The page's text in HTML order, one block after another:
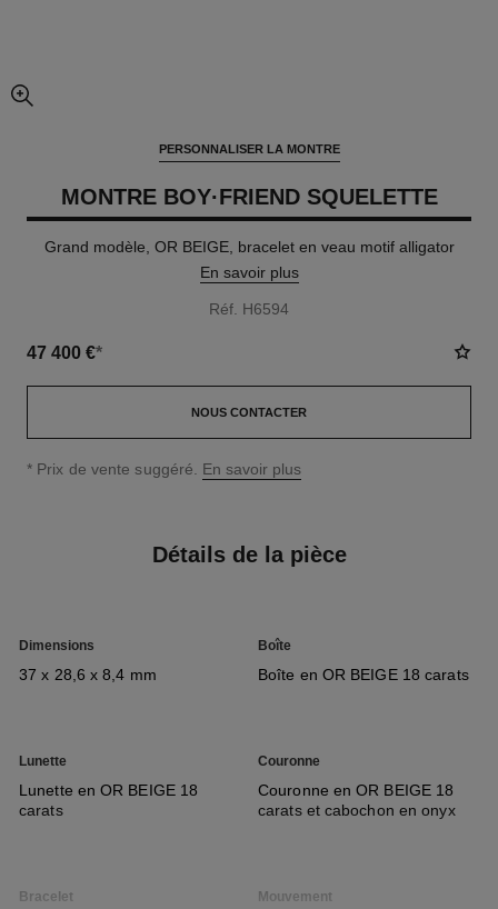
agrandissement
PERSONNALISER LA MONTRE
MONTRE BOY·FRIEND SQUELETTE
Grand modèle, OR BEIGE, bracelet en veau motif alligator
En savoir plus
Réf. H6594
47 400 €*
NOUS CONTACTER
↩
* Prix de vente suggéré. En savoir plus
Détails de la pièce
Dimensions
37 x 28,6 x 8,4 mm
Boîte
Boîte en OR BEIGE 18 carats
Lunette
Lunette en OR BEIGE 18
carats
Couronne
Couronne en OR BEIGE 18
carats et cabochon en onyx
Bracelet Mouvement